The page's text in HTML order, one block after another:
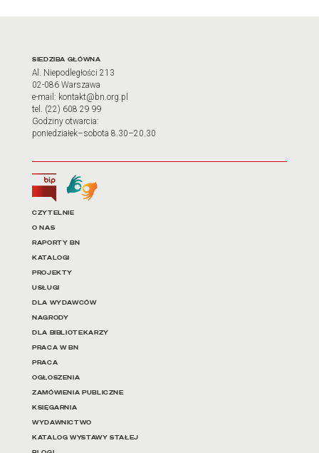
Adres oraz godziny
SIEDZIBA GŁÓWNA
Al. Niepodległości 213
02-086 Warszawa
e-mail: kontakt@bn.org.pl
tel. (22) 608 29 99
Godziny otwarcia:
poniedziałek–sobota 8.30–20.30
Biuletyn Informacji Publicznej
Tłumacz języka migowego
Linki do najważniejszych
CZYTELNIE
O NAS
RAPORTY BN
KATALOGI
PROJEKTY
USŁUGI
DLA WYDAWCÓW
NAGRODY
DLA BIBLIOTEKARZY
PRACA W BN
PRACA
OGŁOSZENIA
ZAMÓWIENIA PUBLICZNE
KSIĘGARNIA
WYDAWNICTWO
KATALOG WYSTAWY STAŁEJ